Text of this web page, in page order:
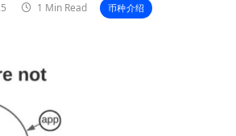
1 Min Read 币种介绍